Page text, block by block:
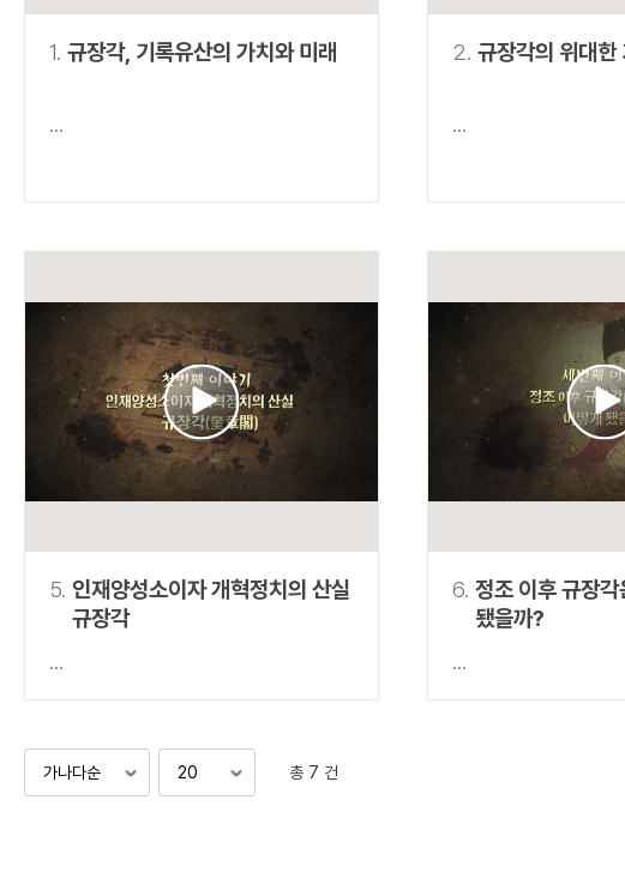
동시에 여러 개의 연산자를 사용할 수 있습니다.
1. 규장각, 기록유산의 가치와 미래
...
2. 규장각의 위대한
...
5. 인재양성소이자 개혁정치의 산실
규장각
...
6. 정조 이후 규장각
됐을까?
...
총 7 건